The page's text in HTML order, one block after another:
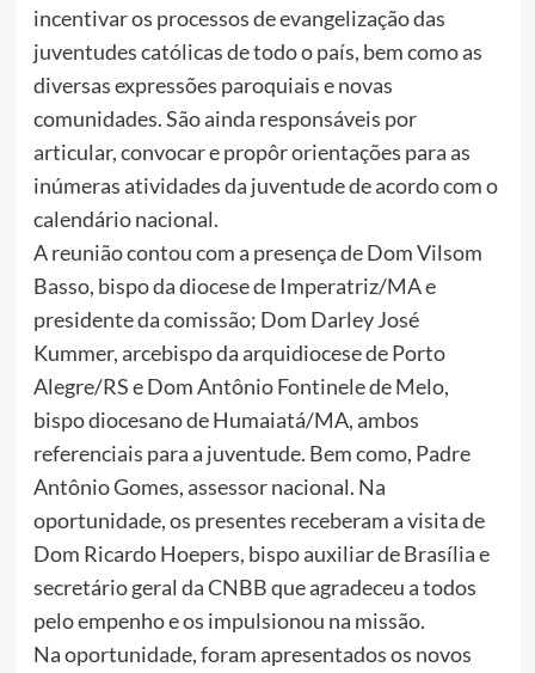
incentivar os processos de evangelização das
juventudes católicas de todo o país, bem como as
diversas expressões paroquiais e novas
comunidades. São ainda responsáveis por
articular, convocar e propôr orientações para as
inúmeras atividades da juventude de acordo com o
calendário nacional.
A reunião contou com a presença de Dom Vilsom
Basso, bispo da diocese de Imperatriz/MA e
presidente da comissão; Dom Darley José
Kummer, arcebispo da arquidiocese de Porto
Alegre/RS e Dom Antônio Fontinele de Melo,
bispo diocesano de Humaiatá/MA, ambos
referenciais para a juventude. Bem como, Padre
Antônio Gomes, assessor nacional. Na
oportunidade, os presentes receberam a visita de
Dom Ricardo Hoepers, bispo auxiliar de Brasília e
secretário geral da CNBB que agradeceu a todos
pelo empenho e os impulsionou na missão.
Na oportunidade, foram apresentados os novos